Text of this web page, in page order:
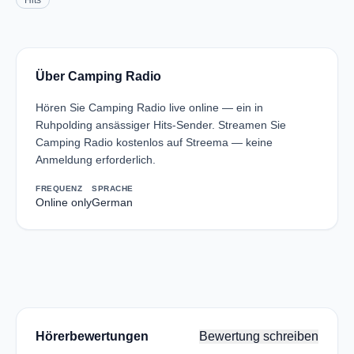
Über Camping Radio
Hören Sie Camping Radio live online — ein in
Ruhpolding ansässiger Hits-Sender. Streamen Sie
Camping Radio kostenlos auf Streema — keine
Anmeldung erforderlich.
FREQUENZ
Online only
SPRACHE
German
Hörerbewertungen Bewertung schreiben